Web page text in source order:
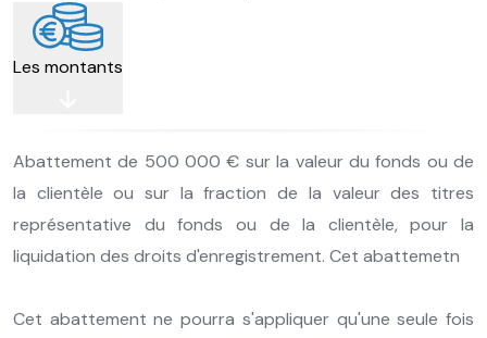
Les montants
Abattement de 500 000 € sur la valeur du fonds ou de
la clientèle ou sur la fraction de la valeur des titres
représentative du fonds ou de la clientèle, pour la
liquidation des droits d'enregistrement. Cet abattemetn
Cet abattement ne pourra s'appliquer qu'une seule fois